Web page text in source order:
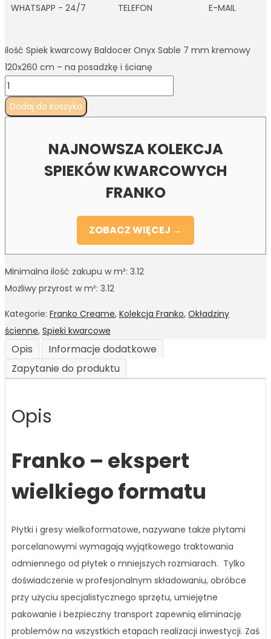
WHATSAPP - 24/7 TELEFON E-MAIL
ilość Spiek kwarcowy Baldocer Onyx Sable 7 mm kremowy
120x260 cm – na posadzkę i ścianę
Dodaj do koszyka
NAJNOWSZA KOLEKCJA
SPIEKÓW KWARCOWYCH
FRANKO
ZOBACZ WIĘCEJ →
Minimalna ilość zakupu w m²: 3.12
Możliwy przyrost w m²: 3.12
Kategorie: Franko Creame, Kolekcja Franko, Okładziny
ścienne, Spieki kwarcowe
Opis
Informacje dodatkowe
Zapytanie do produktu
Opis
Franko – ekspert
wielkiego formatu
Płytki i gresy wielkoformatowe, nazywane także płytami
porcelanowymi wymagają wyjątkowego traktowania
odmiennego od płytek o mniejszych rozmiarach. Tylko
doświadczenie w profesjonalnym składowaniu, obróbce
przy użyciu specjalistycznego sprzętu, umiejętne
pakowanie i bezpieczny transport zapewnią eliminację
problemów na wszystkich etapach realizacji inwestycji. Zaś